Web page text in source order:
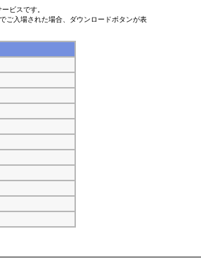
ビスです。
ご入場された場合、ダウンロードボタンが表